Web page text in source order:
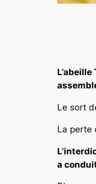
Le sort
La perte
a